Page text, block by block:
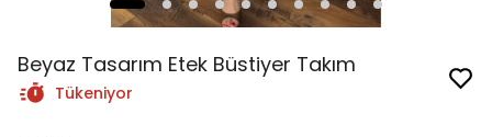
Beyaz Tasarım Etek Büstiyer Takım
Tükeniyor